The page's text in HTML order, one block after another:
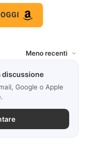
Google o Apple